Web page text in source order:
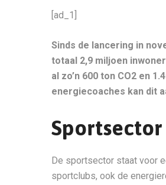
[ad_1]
Sinds de lancering in
totaal 2,9 miljoen
al zo’n 600 ton CO2 en
energiecoaches kan dit
De sportsector staat voor
sportclubs, ook de